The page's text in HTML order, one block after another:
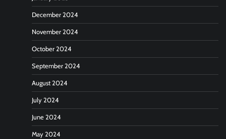
December 2024
November 2024
October 2024
September 2024
August 2024
July 2024
June 2024
May 2024